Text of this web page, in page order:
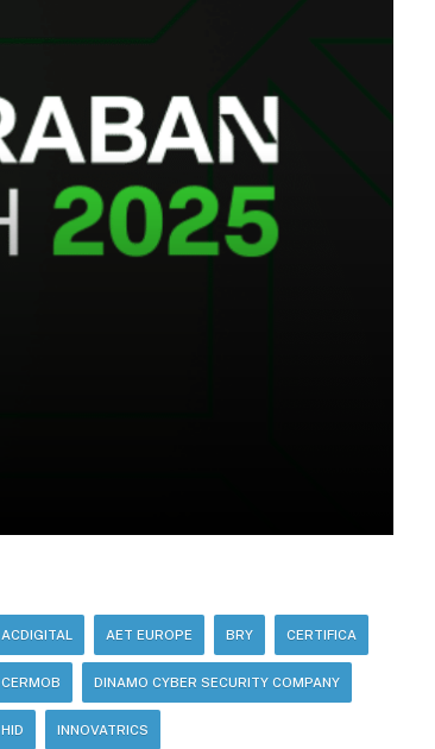
ACDIGITAL AET EUROPE BRY CERTIFICA
CERMOB DINAMO CYBER SECURITY COMPANY
HID INNOVATRICS